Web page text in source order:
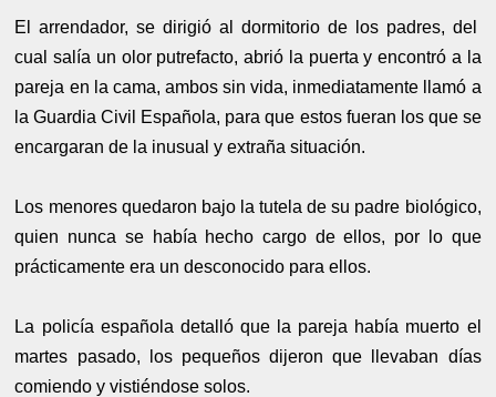
El arrendador, se dirigió al dormitorio de los padres, del
cual salía un olor putrefacto, abrió la puerta y encontró a la
pareja en la cama, ambos sin vida, inmediatamente llamó a
la Guardia Civil Española, para que estos fueran los que se
encargaran de la inusual y extraña situación.
Los menores quedaron bajo la tutela de su padre biológico,
quien nunca se había hecho cargo de ellos, por lo que
prácticamente era un desconocido para ellos.
La policía española detalló que la pareja había muerto el
martes pasado, los pequeños dijeron que llevaban días
comiendo y vistiéndose solos.